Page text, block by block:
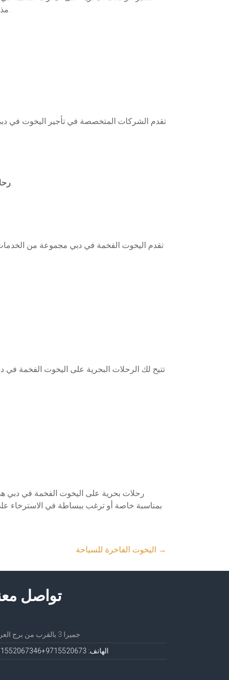
مذهلة على معالم دبي الشهيرة مثل برج العرب ونخلة جميرا، فضلاً عن خدمات طاقم العمل المتخصص لتلبية جميع احتياجاتك.
تقدم الشركات المتخصصة في تأجير اليخوت في
تشمل جولة حول معالم دبي الرائعة مثل مارينا دبي وجزر العالم، مع توفير خدمات الغداء والمشروبات.
تقدم اليخوت الفخمة في دبي مجموعة من
تتيح لك الرحلات البحرية على اليخوت الفخمة في
رحلات بحرية على اليخوت الفخمة في دبي
بمناسبة خاصة أو ترغب ببساطة في الاسترخاء على
→
تواصل
جميرا 3 بالقرب من برج العرب
الهاتف: 971552067 3+971552067346